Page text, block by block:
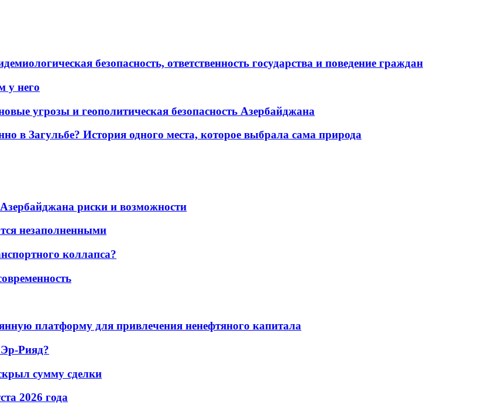
безопасность, ответственность государства и поведение граждан
у него
угрозы и геополитическая безопасность Азербайджана
в Загульбе? История одного места, которое выбрала сама природа
риски и возможности
незаполненными
коллапса?
платформу для привлечения ненефтяного капитала
Рияд?
сумму сделки
2026 года